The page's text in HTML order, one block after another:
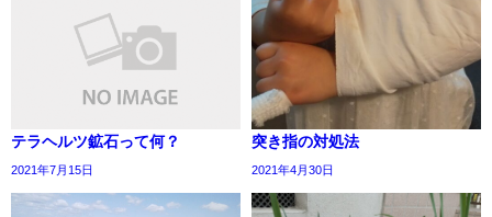
テラヘルツ鉱石って何？
2021年7月15日
突き指の対処法
2021年4月30日